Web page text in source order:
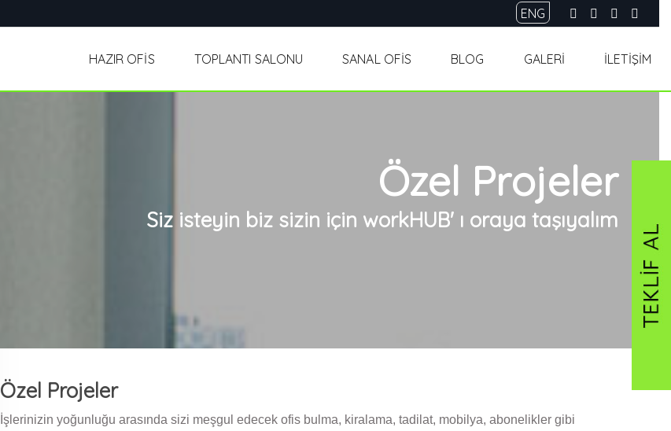
ENG
HAZIR OFİS TOPLANTI SALONU SANAL OFİS BLOG GALERİ İLETİŞİM
Özel Projeler
Siz isteyin biz sizin için workHUB' ı oraya taşıyalım
Özel Projeler
İşlerinizin yoğunluğu arasında sizi meşgul edecek ofis bulma, kiralama, tadilat, mobilya, abonelikler gibi